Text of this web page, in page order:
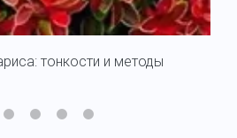
тонкости и методы